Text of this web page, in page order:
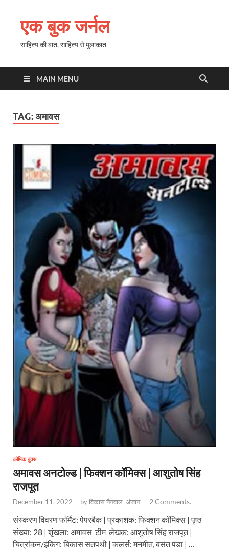
एक बुक जर्नल
साहित्य की बात, साहित्य से मुलाकात
MAIN MENU
TAG:अमावस
कॉमिक बुक्स
अमावस अनटोल्ड | फिक्शन कॉमिक्स | आशुतोष सिंह
राजपूत
December 11, 2022 - byविकास नैनवाल 'अंजान' - 2 Comments.
संस्करण विवरण फॉर्मैट: पेपरबैक | प्रकाशक: फिक्शन कॉमिक्स | पृष्ठ
संख्या: 28 | शृंखला: अमावस टीम लेखक: आशुतोष सिंह राजपूत |
चित्रांकन/इंकिंग: बिकास सतपथी | कलर्स: मनमीत, बसंत पंडा | …